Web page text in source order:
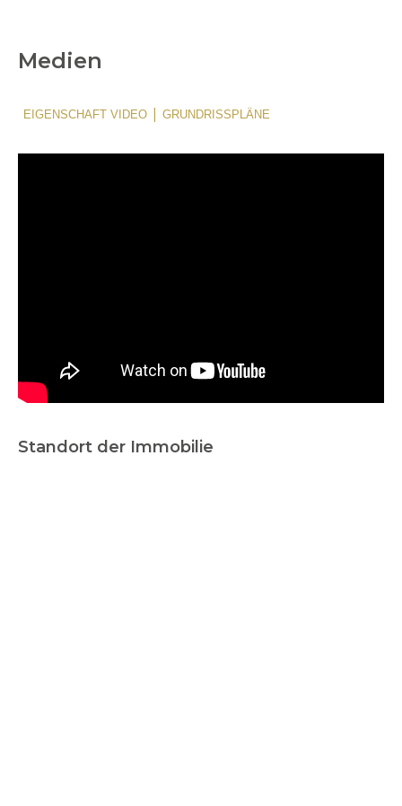
Medien
EIGENSCHAFT VIDEO GRUNDRISSPLÄNE
Standort der Immobilie